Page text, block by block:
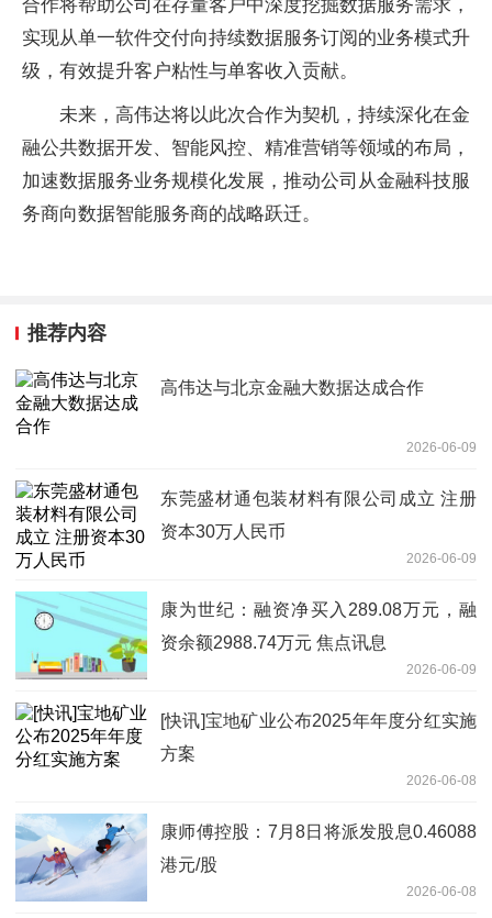
合作将帮助公司在存量客户中深度挖掘数据服务需求，
实现从单一软件交付向持续数据服务订阅的业务模式升
级，有效提升客户粘性与单客收入贡献。
未来，高伟达将以此次合作为契机，持续深化在金
融公共数据开发、智能风控、精准营销等领域的布局，
加速数据服务业务规模化发展，推动公司从金融科技服
务商向数据智能服务商的战略跃迁。
推荐内容
高伟达与北京金融大数据达成合作
2026-06-09
东莞盛材通包装材料有限公司成立 注册
资本30万人民币
2026-06-09
康为世纪：融资净买入289.08万元，融
资余额2988.74万元 焦点讯息
2026-06-09
[快讯]宝地矿业公布2025年年度分红实施
方案
2026-06-08
康师傅控股：7月8日将派发股息0.46088
港元/股
2026-06-08